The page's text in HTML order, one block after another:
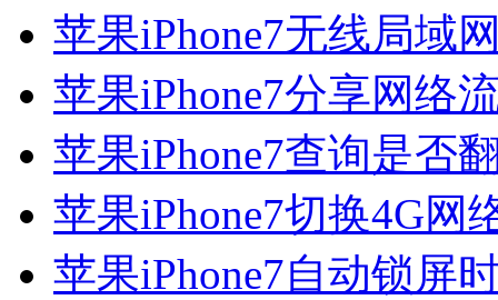
苹果iPhone7无线局域
苹果iPhone7分享网络
苹果iPhone7查询是否
苹果iPhone7切换4G网
苹果iPhone7自动锁屏